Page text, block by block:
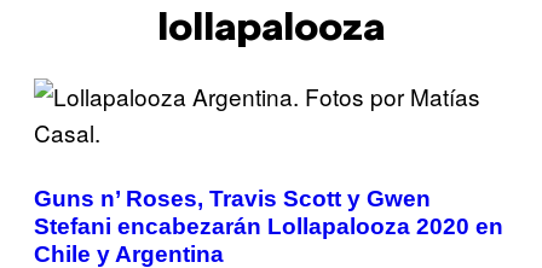
lollapalooza
Guns n’ Roses, Travis Scott y Gwen
Stefani encabezarán Lollapalooza 2020 en
Chile y Argentina